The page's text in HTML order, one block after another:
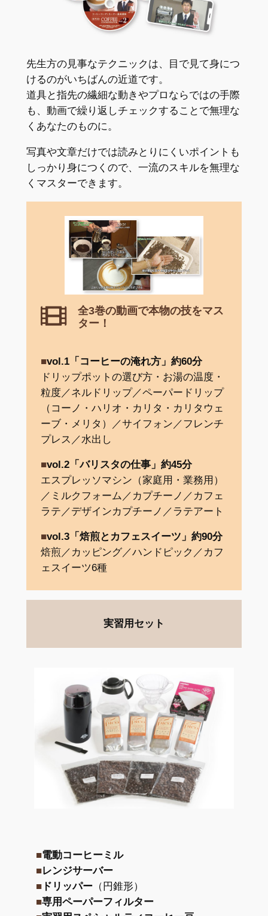
先生方の見事なテクニックは、目で見て身につ
けるのがいちばんの近道です。
道具と指先の繊細な動きやプロならではの手際
も、動画で繰り返しチェックすることで無理な
くあなたのものに。
写真や文章だけでは読みとりにくいポイントも
しっかり身につくので、一流のスキルを無理な
くマスターできます。
全3巻の動画で本物の技をマス
ター！
■vol.1「コーヒーの淹れ方」約60分
ドリップポットの選び方・お湯の温度・
粒度／ネルドリップ／ペーパードリップ
（コーノ・ハリオ・カリタ・カリタウェ
ーブ・メリタ）／サイフォン／フレンチ
プレス／水出し
■vol.2「バリスタの仕事」約45分
エスプレッソマシン（家庭用・業務用）
／ミルクフォーム／カプチーノ／カフェ
ラテ／デザインカプチーノ／ラテアート
■vol.3「焙煎とカフェスイーツ」約90分
焙煎／カッピング／ハンドピック／カフ
ェスイーツ6種
実習用セット
■電動コーヒーミル
■レンジサーバー
■ドリッパー（円錐形）
■専用ペーパーフィルター